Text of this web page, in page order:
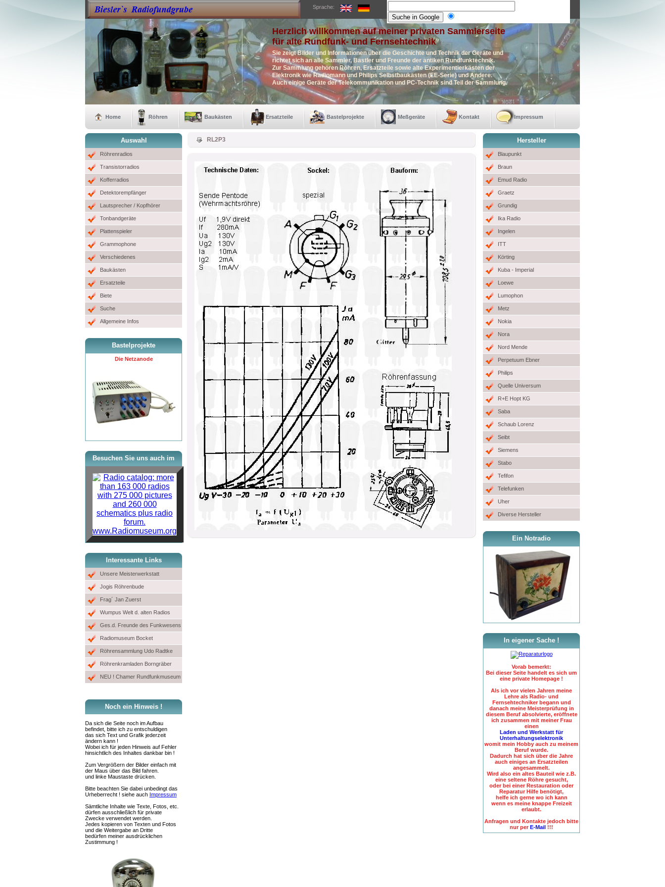
Sprache:
Herzlich willkommen auf meiner privaten Sammlerseite
für alte Rundfunk- und Fernsehtechnik
Sie zeigt Bilder und Informationen über die Geschichte und Technik der Geräte und
richtet sich an alle Sammler, Bastler und Freunde der antiken Rundfunktechnik.
Zur Sammlung gehören Röhren, Ersatzteile sowie alte Experimentierkästen der
Elektronik wie Radiomann und Philips Selbstbaukästen (EE-Serie) und Andere.
Auch einige Geräte der Telekommunikation und PC-Technik sind Teil der Sammlung.
Home Röhren Baukästen Ersatzteile Bastelprojekte Meßgeräte Kontakt Impressum
Auswahl
Röhrenradios
Transistorradios
Kofferradios
Detektorempfänger
Lautsprecher / Kopfhörer
Tonbandgeräte
Plattenspieler
Grammophone
Verschiedenes
Baukästen
Ersatzteile
Biete
Suche
Allgemeine Infos
Bastelprojekte
Die Netzanode
Besuchen Sie uns auch im
www.Radiomuseum.org
Interessante Links
Unsere Meisterwerkstatt
Jogis Röhrenbude
Frag´ Jan Zuerst
Wumpus Welt d. alten Radios
Ges.d. Freunde des Funkwesens
Radiomuseum Bocket
Röhrensammlung Udo Radtke
Röhrenkramladen Borngräber
NEU ! Chamer Rundfunkmuseum
Noch ein Hinweis !
Da sich die Seite noch im Aufbau
befindet, bitte ich zu entschuldigen
das sich Text und Grafik jederzeit
ändern kann !
Wobei ich für jeden Hinweis auf Fehler
hinsichtlich des Inhaltes dankbar bin !
Zum Vergrößern der Bilder einfach mit
der Maus über das Bild fahren.
und linke Maustaste drücken.
Bitte beachten Sie dabei unbedingt das
Urheberrecht ! siehe auch Impressum
Sämtliche Inhalte wie Texte, Fotos, etc.
dürfen ausschließlich für private
Zwecke verwendet werden.
Jedes kopieren von Texten und Fotos
und die Weitergabe an Dritte
bedürfen meiner ausdrücklichen
Zustimmung !
RL2P3 Hersteller
Blaupunkt
Braun
Emud Radio
Graetz
Grundig
Ika Radio
Ingelen
ITT
Körting
Kuba - Imperial
Loewe
Lumophon
Metz
Nokia
Nora
Nord Mende
Perpetuum Ebner
Philips
Quelle Universum
R+E Hopt KG
Saba
Schaub Lorenz
Seibt
Siemens
Stabo
Tefifon
Telefunken
Uher
Diverse Hersteller
Ein Notradio
In eigener Sache !
Vorab bemerkt:
Bei dieser Seite handelt es sich um
eine private Homepage !
Als ich vor vielen Jahren meine
Lehre als Radio- und
Fernsehtechniker begann und
danach meine Meisterprüfung in
diesem Beruf absolvierte, eröffnete
ich zusammen mit meiner Frau
einen
Laden und Werkstatt für
Unterhaltungselektronik
womit mein Hobby auch zu meinem
Beruf wurde.
Dadurch hat sich über die Jahre
auch einiges an Ersatzteilen
angesammelt.
Wird also ein altes Bauteil wie z.B.
eine seltene Röhre gesucht,
oder bei einer Restauration oder
Reparatur Hilfe benötigt,
helfe ich gerne wo ich kann
wenn es meine knappe Freizeit
erlaubt.
Anfragen und Kontakte jedoch bitte
nur per E-Mail !!!